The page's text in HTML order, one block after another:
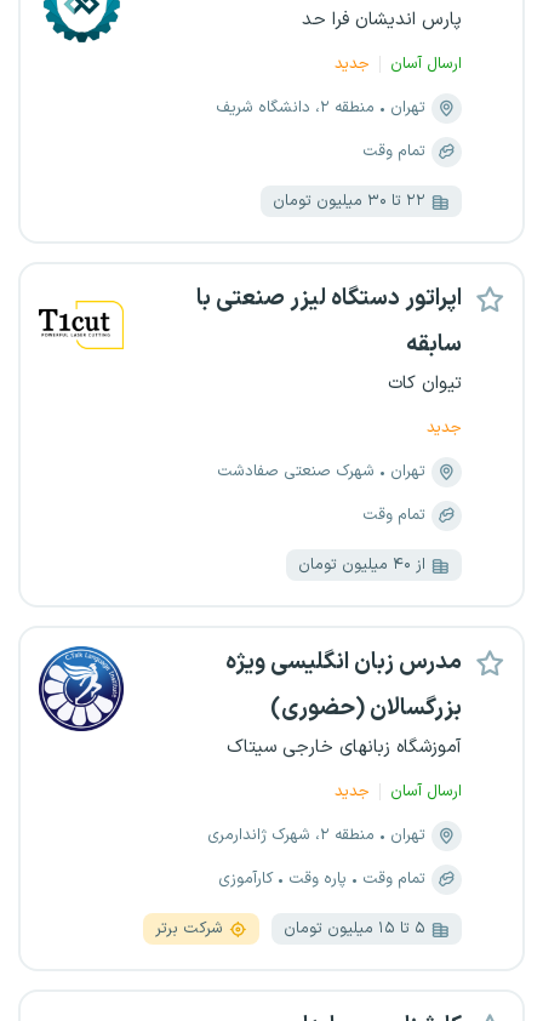
پارس اندیشان فرا حد
ارسال آسان
جدید
تهران
منطقه ۲، دانشگاه شریف
تمام وقت
۲۲ تا ۳۰ میلیون تومان
اپراتور دستگاه لیزر صنعتی با
سابقه
تیوان کات
جدید
تهران
شهرک صنعتی صفادشت
تمام وقت
از ۴۰ میلیون تومان
مدرس زبان انگلیسی ویژه
بزرگسالان (حضوری)
آموزشگاه زبانهای خارجی سیتاک
ارسال آسان
جدید
تهران
منطقه ۲، شهرک ژاندارمری
تمام وقت
پاره وقت کارآموزی
۵ تا ۱۵ میلیون تومان شرکت برتر